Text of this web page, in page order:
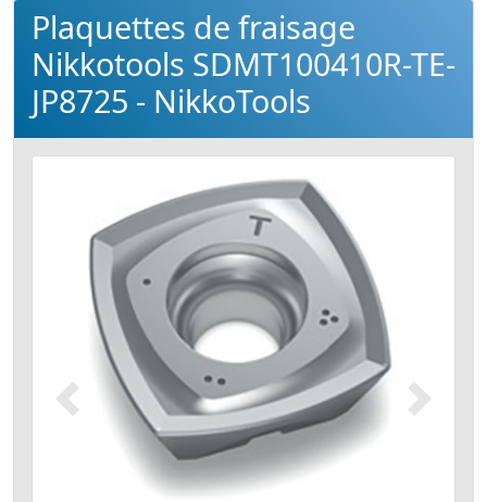
Plaquettes de fraisage
Nikkotools SDMT100410R-TE-
JP8725 - NikkoTools
Précédent Suivant